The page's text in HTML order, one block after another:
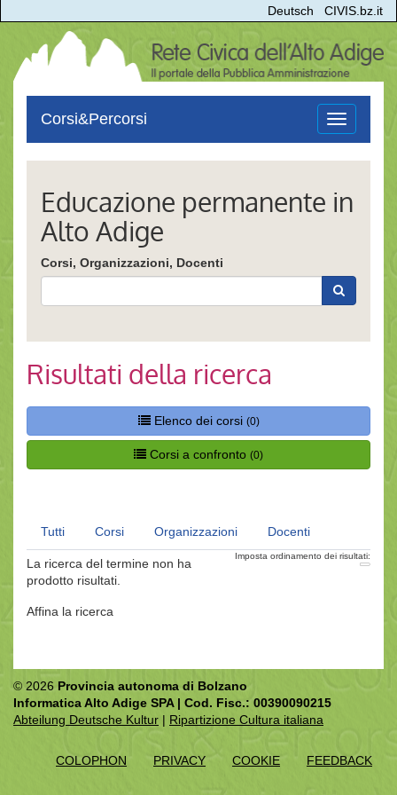
Deutsch CIVIS.bz.it
Toggle
navigation
Corsi&Percorsi
Educazione permanente in
Alto Adige
Corsi, Organizzazioni, Docenti
Risultati della ricerca
Elenco dei corsi (0)
Corsi a confronto (0)
Tutti Corsi Organizzazioni Docenti
Imposta ordinamento dei risultati:
La ricerca del termine non ha
prodotto risultati.
Affina la ricerca
© 2026 Provincia autonoma di Bolzano
Informatica Alto Adige SPA | Cod. Fisc.: 00390090215
Abteilung Deutsche Kultur | Ripartizione Cultura italiana
COLOPHON PRIVACY COOKIE FEEDBACK